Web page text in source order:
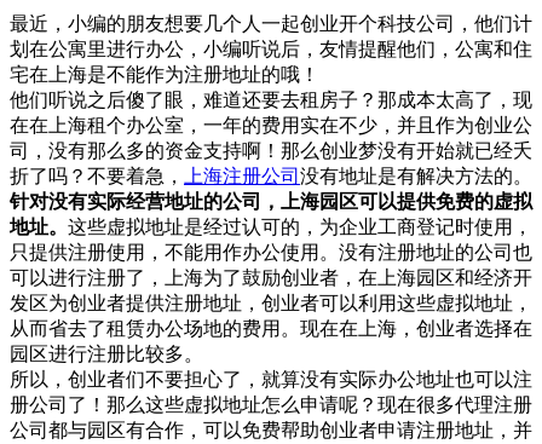
最近，小编的朋友想要几个人一起创业开个科技公司，他们计
划在公寓里进行办公，小编听说后，友情提醒他们，公寓和住
宅在上海是不能作为注册地址的哦！
他们听说之后傻了眼，难道还要去租房子？那成本太高了，现
在在上海租个办公室，一年的费用实在不少，并且作为创业公
司，没有那么多的资金支持啊！那么创业梦没有开始就已经夭
折了吗？不要着急，
上海注册公司 没有地址是有解决方法的。
针对没有实际经营地址的公司，上海园区可以提供免费的虚拟
地址。 这些虚拟地址是经过认可的，为企业工商登记时使用，
只提供注册使用，不能用作办公使用。没有注册地址的公司也
可以进行注册了，上海为了鼓励创业者，在上海园区和经济开
发区为创业者提供注册地址，创业者可以利用这些虚拟地址，
从而省去了租赁办公场地的费用。现在在上海，创业者选择在
园区进行注册比较多。
所以，创业者们不要担心了，就算没有实际办公地址也可以注
册公司了！那么这些虚拟地址怎么申请呢？现在很多代理注册
公司都与园区有合作，可以免费帮助创业者申请注册地址，并